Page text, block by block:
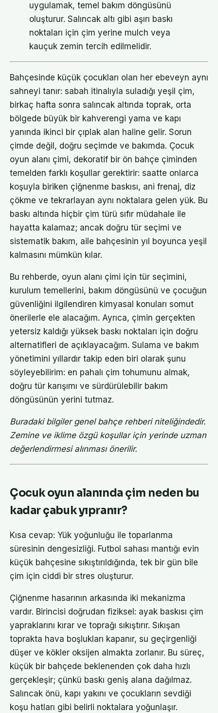
uygulamak, temel bakım döngüsünü
oluşturur. Salıncak altı gibi aşırı baskı
noktaları için çim yerine mulch veya
kauçuk zemin tercih edilmelidir.
Bahçesinde küçük çocukları olan her ebeveyn aynı
sahneyi tanır: sabah itinalıyla suladığı yeşil çim,
birkaç hafta sonra salıncak altında toprak, orta
bölgede büyük bir kahverengi yama ve kapı
yanında ikinci bir çıplak alan haline gelir. Sorun
çimde değil, doğru seçimde ve bakımda. Çocuk
oyun alanı çimi, dekoratif bir ön bahçe çiminden
temelden farklı koşullar gerektirir: saatte onlarca
koşuyla biriken çiğnenme baskısı, ani frenaj, diz
çökme ve tekrarlayan aynı noktalara gelen yük. Bu
baskı altında hiçbir çim türü sıfır müdahale ile
hayatta kalamaz; ancak doğru tür seçimi ve
sistematik bakım, aile bahçesinin yıl boyunca yeşil
kalmasını mümkün kılar.
Bu rehberde, oyun alanı çimi için tür seçimini,
kurulum temellerini, bakım döngüsünü ve çocuğun
güvenliğini ilgilendiren kimyasal konuları somut
önerilerle ele alacağım. Ayrıca, çimin gerçekten
yetersiz kaldığı yüksek baskı noktaları için doğru
alternatifleri de açıklayacağım. Sulama ve bakım
yönetimini yıllardır takip eden biri olarak şunu
söyleyebilirim: en pahalı çim tohumunu almak,
doğru tür karışımı ve sürdürülebilir bakım
döngüsünün yerini tutmaz.
Buradaki bilgiler genel bahçe rehberi niteliğindedir.
Zemine ve iklime özgü koşullar için yerinde uzman
değerlendirmesi alınması önerilir.
Çocuk oyun alanında çim neden bu
kadar çabuk yıpranır?
Kısa cevap: Yük yoğunluğu ile toparlanma
süresinin dengesizliği. Futbol sahası mantığı evin
küçük bahçesine sıkıştırıldığında, tek bir gün bile
çim için ciddi bir stres oluşturur.
Çiğnenme hasarının arkasında iki mekanizma
vardır. Birincisi doğrudan fiziksel: ayak baskısı çim
yapraklarını kırar ve toprağı sıkıştırır. Sıkışan
toprakta hava boşlukları kapanır, su geçirgenliği
düşer ve kökler oksijen almakta zorlanır. Bu süreç,
küçük bir bahçede beklenenden çok daha hızlı
gerçekleşir; çünkü baskı geniş alana dağılmaz.
Salıncak önü, kapı yakını ve çocukların sevdiği
koşu hatları gibi belirli noktalara yoğunlaşır.